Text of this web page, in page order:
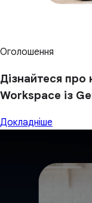
Оголошення
Дізнайтеся про
Workspace із
Докладніше